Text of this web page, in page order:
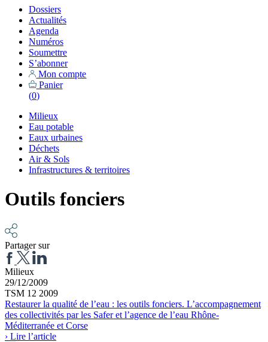
Dossiers
Actualités
Agenda
Numéros
Soumettre
S’abonner
Mon compte
Panier
(0)
Milieux
Eau potable
Eaux urbaines
Déchets
Air & Sols
Infrastructures & territoires
Outils fonciers
Partager sur
Milieux
29/12/2009
TSM 12 2009
Restaurer la qualité de l’eau : les outils fonciers. L’accompagnement
des collectivités par les Safer et l’agence de l’eau Rhône-
Méditerranée et Corse
› Lire l’article